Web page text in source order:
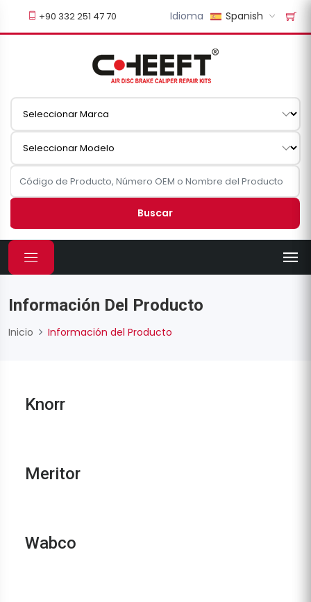
+90 332 251 47 70 Idioma Spanish
Buscar
Información Del Producto
Inicio Información del Producto
Knorr
Meritor
Wabco